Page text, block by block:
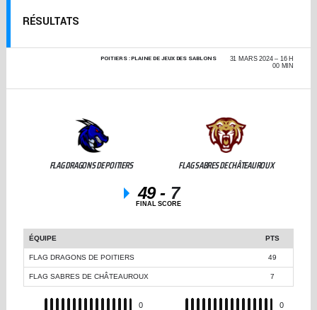
RÉSULTATS
POITIERS : PLAINE DE JEUX DES SABLONS 31 MARS 2024
16 H
00 MIN
FLAG DRAGONS DE POITIERS FLAG SABRES DE CHÂTEAUROUX
49- 7
FINAL SCORE
ÉQUIPE PTS
FLAG DRAGONS DE POITIERS 49
FLAG SABRES DE CHÂTEAUROUX 7
0 0